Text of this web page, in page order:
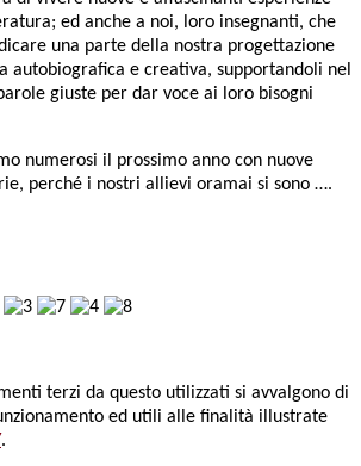
ed anche a noi, loro insegnanti, che
una parte della nostra progettazione
autobiografica e creativa, supportandoli nel
giuste per dar voce ai loro bisogni
numerosi il prossimo anno con nuove
perché i nostri allievi oramai si sono ….
terzi da questo utilizzati si avvalgono di
ed utili alle finalità illustrate
.